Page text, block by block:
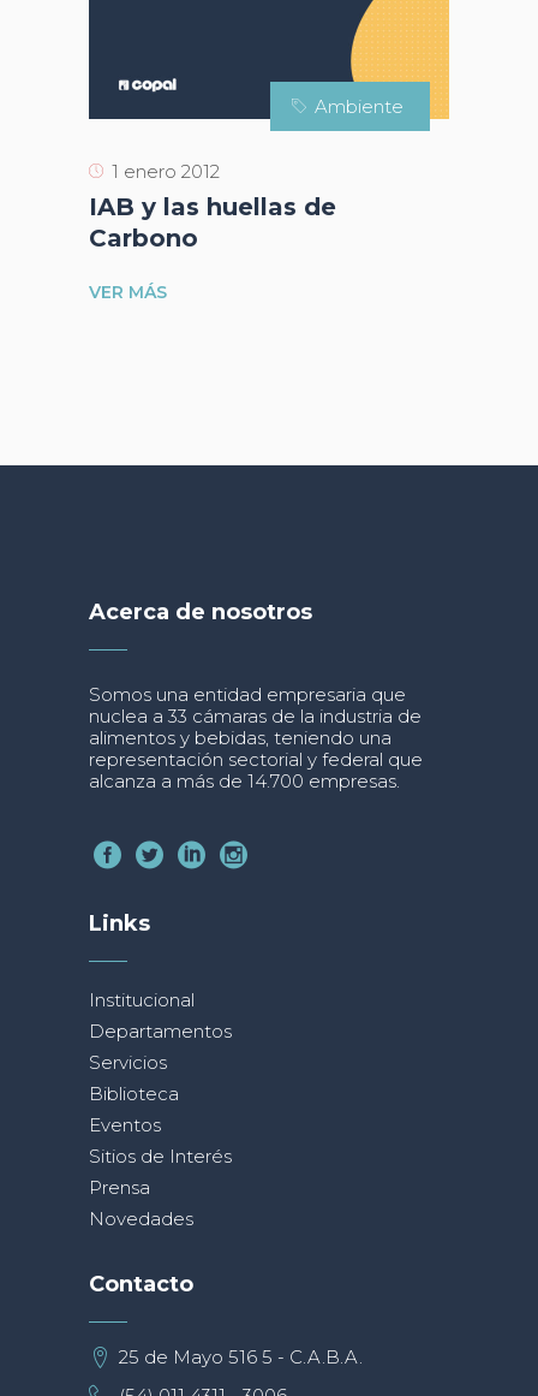
Ambiente
1 enero 2012
IAB y las huellas de
Carbono
VER MÁS
Acerca de nosotros
Somos una entidad empresaria que
nuclea a 33 cámaras de la industria de
alimentos y bebidas, teniendo una
representación sectorial y federal que
alcanza a más de 14.700 empresas.
Links
Institucional
Departamentos
Servicios
Biblioteca
Eventos
Sitios de Interés
Prensa
Novedades
Contacto
25 de Mayo 516 5 - C.A.B.A.